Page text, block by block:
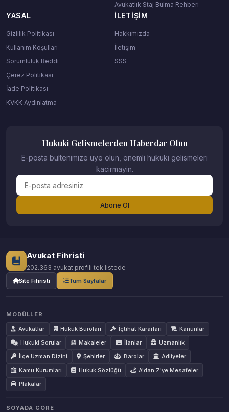
Avukatlık Staj Bulma Rehberi
YASAL
Gizlilik Politikası
Kullanım Koşulları
Sorumluluk Reddi
Çerez Politikası
İade Politikası
KVKK Aydinlatma
İLETIŞIM
Hakkımızda
İletişim
SSS
Hukuki Gelismelerden Haberdar Olun
E-posta bultenimize uye olun, onemli hukuki gelismeleri
kacirmayin.
Abone Ol
Avukat Fihristi
202.363 avukat profili tek listede
Site Fihristi Tüm Sayfalar
MODÜLLER
Avukatlar
Hukuk Büroları İçtihat Kararları
Kanunlar
Hukuki Sorular
Makaleler İlanlar
Uzmanlık
İlçe Uzman Dizini
Şehirler Barolar
Adliyeler
Kamu Kurumları
Hukuk Sözlüğü
A'dan Z'ye Mesafeler
Plakalar
SOYADA GÖRE